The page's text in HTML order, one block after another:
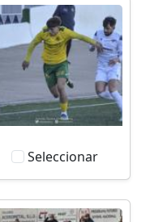
Seleccionar